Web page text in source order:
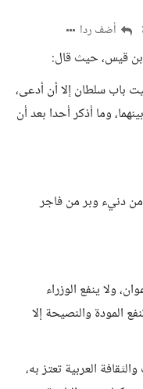
أضف ردا
بن قيس، حيث قال:
باب سلطان إلا أن أدعى،
وما أذكر أحدا بعد أن
دنيء وبر من فاجر
ولا ينفع الوزراء
المودة والنصيحة إلا
العربية تعتز به،